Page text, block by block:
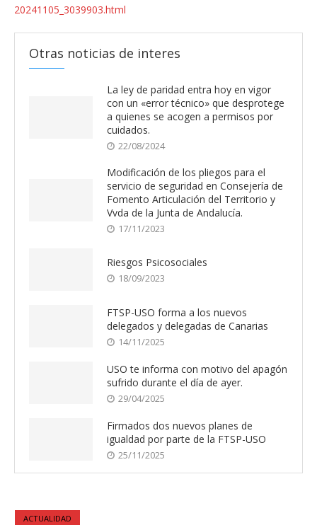
20241105_3039903.html
Otras noticias de interes
La ley de paridad entra hoy en vigor
con un «error técnico» que desprotege
a quienes se acogen a permisos por
cuidados.
22/08/2024
Modificación de los pliegos para el
servicio de seguridad en Consejería de
Fomento Articulación del Territorio y
Vvda de la Junta de Andalucía.
17/11/2023
Riesgos Psicosociales
18/09/2023
FTSP-USO forma a los nuevos
delegados y delegadas de Canarias
14/11/2025
USO te informa con motivo del apagón
sufrido durante el día de ayer.
29/04/2025
Firmados dos nuevos planes de
igualdad por parte de la FTSP-USO
25/11/2025
ACTUALIDAD